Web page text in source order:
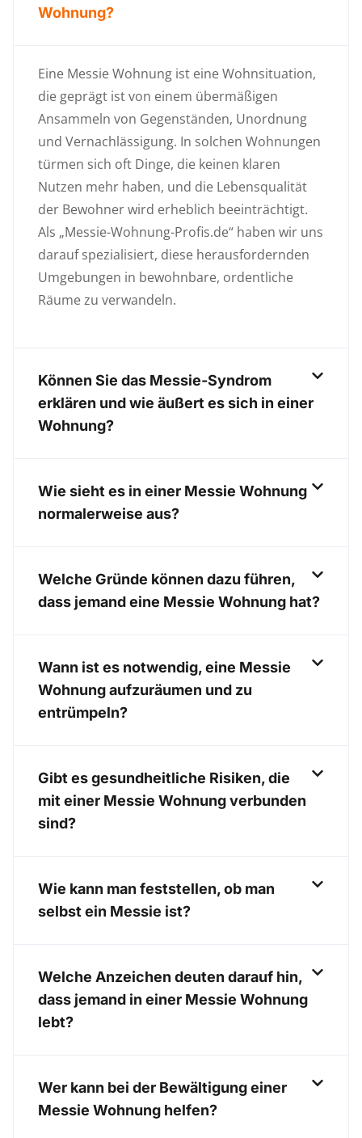
Wohnung?
Eine Messie Wohnung ist eine Wohnsituation,
die geprägt ist von einem übermäßigen
Ansammeln von Gegenständen, Unordnung
und Vernachlässigung. In solchen Wohnungen
türmen sich oft Dinge, die keinen klaren
Nutzen mehr haben, und die Lebensqualität
der Bewohner wird erheblich beeinträchtigt.
Als „Messie-Wohnung-Profis.de“ haben wir uns
darauf spezialisiert, diese herausfordernden
Umgebungen in bewohnbare, ordentliche
Räume zu verwandeln.
Können Sie das Messie-Syndrom
erklären und wie äußert es sich in einer
Wohnung?
Wie sieht es in einer Messie Wohnung
normalerweise aus?
Welche Gründe können dazu führen,
dass jemand eine Messie Wohnung hat?
Wann ist es notwendig, eine Messie
Wohnung aufzuräumen und zu
entrümpeln?
Gibt es gesundheitliche Risiken, die
mit einer Messie Wohnung verbunden
sind?
Wie kann man feststellen, ob man
selbst ein Messie ist?
Welche Anzeichen deuten darauf hin,
dass jemand in einer Messie Wohnung
lebt?
Wer kann bei der Bewältigung einer
Messie Wohnung helfen?